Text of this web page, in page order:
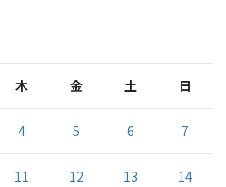
木 金 土 日
4 5 6 7
11 12 13 14